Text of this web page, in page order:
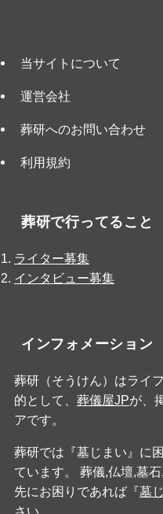
当サイトについて
運営会社
葬研へのお問い合わせ
利用規約
葬研で行ってること
ライター募集
インタビュー募集
インフォメーション
葬研（そうけん）はライ
的として、 葬儀屋JPが、
アです。
葬研では『墓じまい』に
ています。 葬儀,仏壇,墓
先にお困りであれば『墓
さい。